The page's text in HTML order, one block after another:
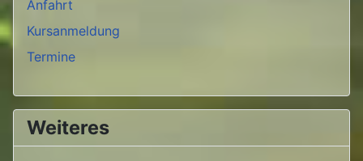
Anfahrt
Kursanmeldung
Termine
Weiteres